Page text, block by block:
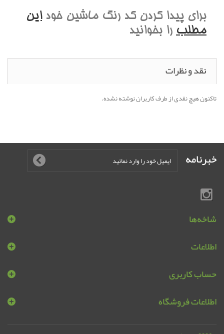
براي پيدا کردن کد رنگ ماشين خوداين
مطلب را بخوانيد
نقد و نظرات
تاکنون هیچ نقدی از طرف کاربران نوشته نشده.
خبرنامه
شاخه‌ها
اطلاعات
حساب کاربری
اطلاعات فروشگاه